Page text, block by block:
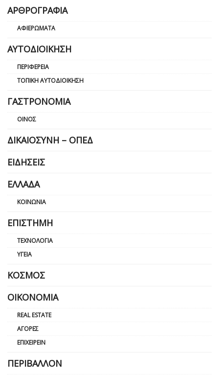
ΑΡΘΡΟΓΡΑΦΊΑ
ΑΦΙΕΡΏΜΑΤΑ
ΑΥΤΟΔΙΟΊΚΗΣΗ
ΠΕΡΙΦΈΡΕΙΑ
ΤΟΠΙΚΉ ΑΥΤΟΔΙΟΊΚΗΣΗ
ΓΑΣΤΡΟΝΟΜΊΑ
ΟΊΝΟΣ
ΔΙΚΑΙΟΣΎΝΗ – ΟΠΕΔ
ΕΙΔΉΣΕΙΣ
ΕΛΛΆΔΑ
ΚΟΙΝΩΝΊΑ
ΕΠΙΣΤΉΜΗ
ΤΕΧΝΟΛΟΓΊΑ
ΥΓΕΊΑ
ΚΌΣΜΟΣ
ΟΙΚΟΝΟΜΊΑ
REAL ESTATE
ΑΓΟΡΈΣ
ΕΠΙΧΕΙΡΕΊΝ
ΠΕΡΙΒΆΛΛΟΝ